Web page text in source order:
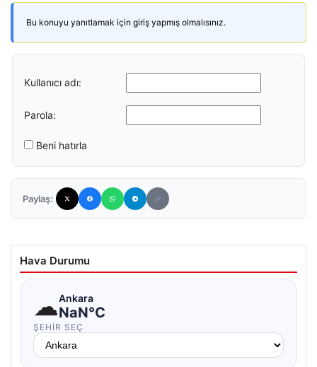
Bu konuyu yanıtlamak için giriş yapmış olmalısınız.
Kullanıcı adı:
Parola:
Beni hatırla
Paylaş:
Hava Durumu
☁Ankara
NaN°C
ŞEHIR SEÇ